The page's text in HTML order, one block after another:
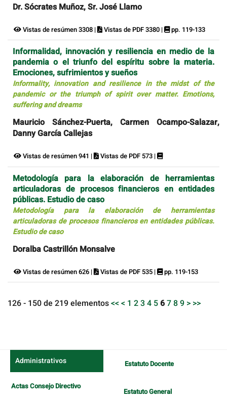
Dr. Sócrates Muñoz, Sr. José Llamo
Vistas de resúmen 3308 | Vistas de PDF 3380 | pp. 119-133
Informalidad, innovación y resiliencia en medio de la
pandemia o el triunfo del espíritu sobre la materia.
Emociones, sufrimientos y sueños
Informality, innovation and resilience in the midst of the
pandemic or the triumph of spirit over matter. Emotions,
suffering and dreams
Mauricio Sánchez-Puerta, Carmen Ocampo-Salazar,
Danny García Callejas
Vistas de resúmen 941 | Vistas de PDF 573 |
Metodología para la elaboración de herramientas
articuladoras de procesos financieros en entidades
públicas. Estudio de caso
Metodología para la elaboración de herramientas
articuladoras de procesos financieros en entidades públicas.
Estudio de caso
Doralba Castrillón Monsalve
Vistas de resúmen 626 | Vistas de PDF 535 | pp. 119-153
126 - 150 de 219 elementos<< < 1 234 5 6789 > >>
Administrativos
Actas Consejo Directivo
Estatuto Docente
Estatuto General